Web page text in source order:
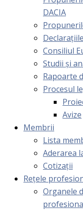
DACIA
Consiliul
Studii și
Rapoarte
Procesul
Avize
Membrii
Lista
Aderarea
Cotizaţii
Rețele
Organele